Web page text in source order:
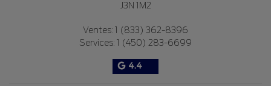
J3N 1M2
Ventes: 1 (833) 362-8396
Services: 1 (450) 283-6699
4.4